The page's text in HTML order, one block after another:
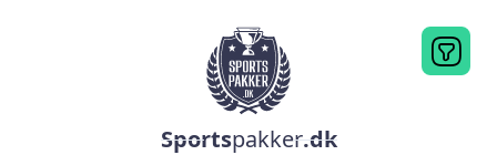
Sportspakker.dk